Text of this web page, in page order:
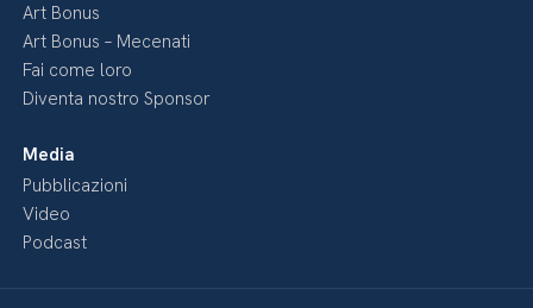
Art Bonus
Art Bonus – Mecenati
Fai come loro
Diventa nostro Sponsor
Media
Pubblicazioni
Video
Podcast